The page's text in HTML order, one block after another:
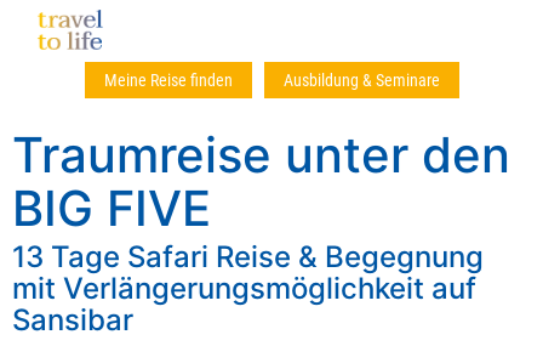
Meine Reise finden Ausbildung & Seminare
Traumreise unter den
BIG FIVE
13 Tage Safari Reise & Begegnung
mit Verlängerungsmöglichkeit auf
Sansibar